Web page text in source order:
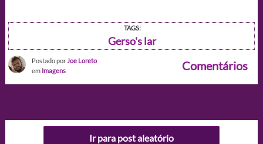
TAGS:
Gerso's lar
Postado por Joe Loreto
em Imagens Comentários
Ir para post aleatório